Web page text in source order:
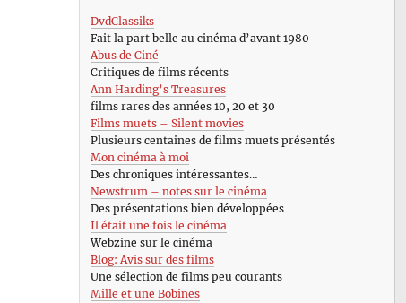
DvdClassiks
Fait la part belle au cinéma d’avant 1980
Abus de Ciné
Critiques de films récents
Ann Harding’s Treasures
films rares des années 10, 20 et 30
Films muets – Silent movies
Plusieurs centaines de films muets présentés
Mon cinéma à moi
Des chroniques intéressantes…
Newstrum – notes sur le cinéma
Des présentations bien développées
Il était une fois le cinéma
Webzine sur le cinéma
Blog: Avis sur des films
Une sélection de films peu courants
Mille et une Bobines